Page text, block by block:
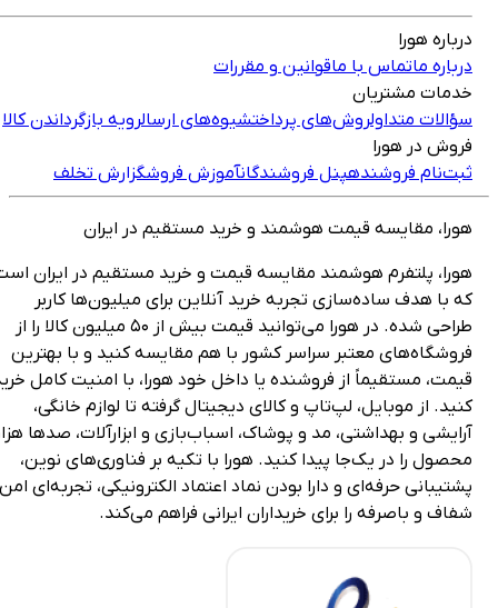
هورا
ماتماس با ماقوانین و مقررات
مشتریان
متداولروش‌های پرداختشیوه‌های ارسالرویه بازگرداندن کالا
در هورا
فروشندهپنل فروشندگانآموزش فروشگزارش تخلف
مقایسه قیمت هوشمند و خرید مستقیم در ایران
پلتفرم هوشمند مقایسه قیمت و خرید مستقیم در ایران است
با هدف ساده‌سازی تجربه خرید آنلاین برای میلیون‌ها کاربر
طراحی شده. در هورا می‌توانید قیمت بیش از ۵۰ میلیون کالا را از
معتبر سراسر کشور با هم مقایسه کنید و با بهترین
مستقیماً از فروشنده یا داخل خود هورا، با امنیت کامل خرید
از موبایل، لپ‌تاپ و کالای دیجیتال گرفته تا لوازم خانگی،
و بهداشتی، مد و پوشاک، اسباب‌بازی و ابزارآلات، صدها هزار
را در یک‌جا پیدا کنید. هورا با تکیه بر فناوری‌های نوین،
حرفه‌ای و دارا بودن نماد اعتماد الکترونیکی، تجربه‌ای امن،
و باصرفه را برای خریداران ایرانی فراهم می‌کند.